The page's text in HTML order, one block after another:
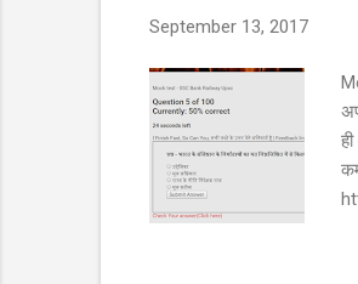
September 13, 2017